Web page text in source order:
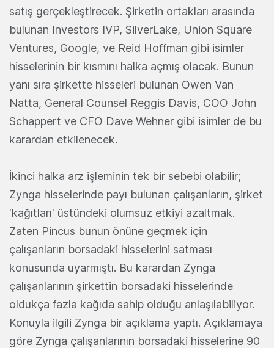
satış gerçekleştirecek. Şirketin ortakları arasında
bulunan Investors IVP, SilverLake, Union Square
Ventures, Google, ve Reid Hoffman gibi isimler
hisselerinin bir kısmını halka açmış olacak. Bunun
yanı sıra şirkette hisseleri bulunan Owen Van
Natta, General Counsel Reggis Davis, COO John
Schappert ve CFO Dave Wehner gibi isimler de bu
karardan etkilenecek.
İkinci halka arz işleminin tek bir sebebi olabilir;
Zynga hisselerinde payı bulunan çalışanların, şirket
'kağıtları' üstündeki olumsuz etkiyi azaltmak.
Zaten Pincus bunun önüne geçmek için
çalışanların borsadaki hisselerini satması
konusunda uyarmıştı. Bu karardan Zynga
çalışanlarının şirkettin borsadaki hisselerinde
oldukça fazla kağıda sahip olduğu anlaşılabiliyor.
Konuyla ilgili Zynga bir açıklama yaptı. Açıklamaya
göre Zynga çalışanlarının borsadaki hisselerine 90